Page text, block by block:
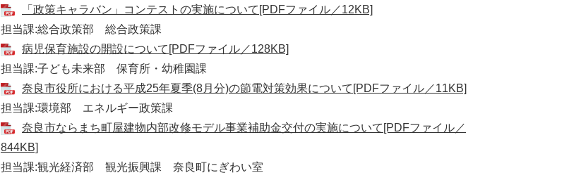
「政策キャラバン」コンテストの実施について[PDFファイル／12KB]
担当課:総合政策部 総合政策課
病児保育施設の開設について[PDFファイル／128KB]
担当課:子ども未来部 保育所・幼稚園課
奈良市役所における平成25年夏季(8月分)の節電対策効果について[PDFファイル／11KB]
担当課:環境部 エネルギー政策課
奈良市ならまち町屋建物内部改修モデル事業補助金交付の実施について[PDFファイル／
844KB]
担当課:観光経済部 観光振興課 奈良町にぎわい室